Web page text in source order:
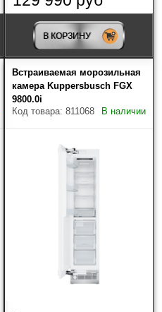
В КОРЗИНУ
Встраиваемая морозильная
камера Kuppersbusch FGX
9800.0i
Код товара: 811068
В наличии